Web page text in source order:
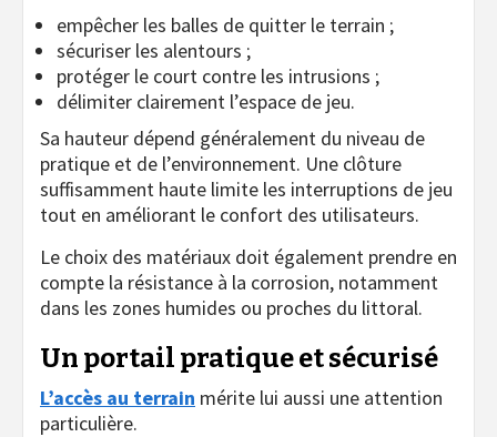
empêcher les balles de quitter le terrain ;
sécuriser les alentours ;
protéger le court contre les intrusions ;
délimiter clairement l’espace de jeu.
Sa hauteur dépend généralement du niveau de
pratique et de l’environnement. Une clôture
suffisamment haute limite les interruptions de jeu
tout en améliorant le confort des utilisateurs.
Le choix des matériaux doit également prendre en
compte la résistance à la corrosion, notamment
dans les zones humides ou proches du littoral.
Un portail pratique et sécurisé
L’accès au terrain mérite lui aussi une attention
particulière.